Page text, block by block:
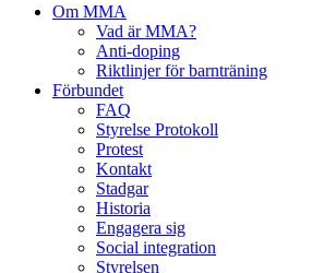
Om MMA
Vad är MMA?
Anti-doping
Riktlinjer för barnträning
Förbundet
FAQ
Styrelse Protokoll
Protest
Kontakt
Stadgar
Historia
Engagera sig
Social integration
Styrelsen